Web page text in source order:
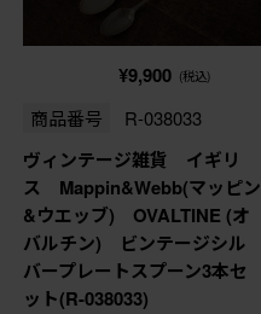
¥9,900 (税込)
商品番号 R-038033
ヴィンテージ雑貨 イギリ
ス Mappin&Webb(マッピン
&ウエッブ) OVALTINE (オ
バルチン) ビンテージシル
バープレートスプーン3本セ
ット(R-038033)